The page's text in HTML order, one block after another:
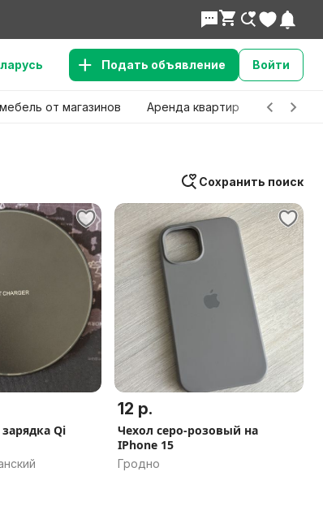
Подать объявление Войти
от магазинов Аренда квартир Детские
Сохранить поиск
Qi
12 р.
Чехол серо-розовый на
IPhone 15
Гродно